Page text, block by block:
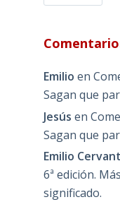
Emilio en
Sagan que
Jesús en
Sagan que
Emilio
6ª edición.
significado.